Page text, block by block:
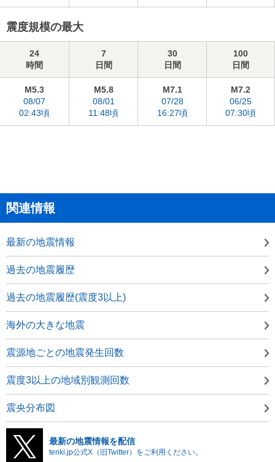
震度規模の最大
24
時間
7
日間
30
日間
100
日間
M5.3
08/07
02:43頃
M5.8
08/01
11:48頃
M7.1
07/28
16:27頃
M7.2
06/25
07:30頃
関連情報
最新の地震情報
過去の地震履歴
過去の地震履歴(震度3以上)
海外の大きな地震
震源地ごとの地震発生回数
震度3以上の地域別観測回数
震央分布図
最新の地震情報を配信
tenki.jp公式X（旧Twitter）をご利用ください。